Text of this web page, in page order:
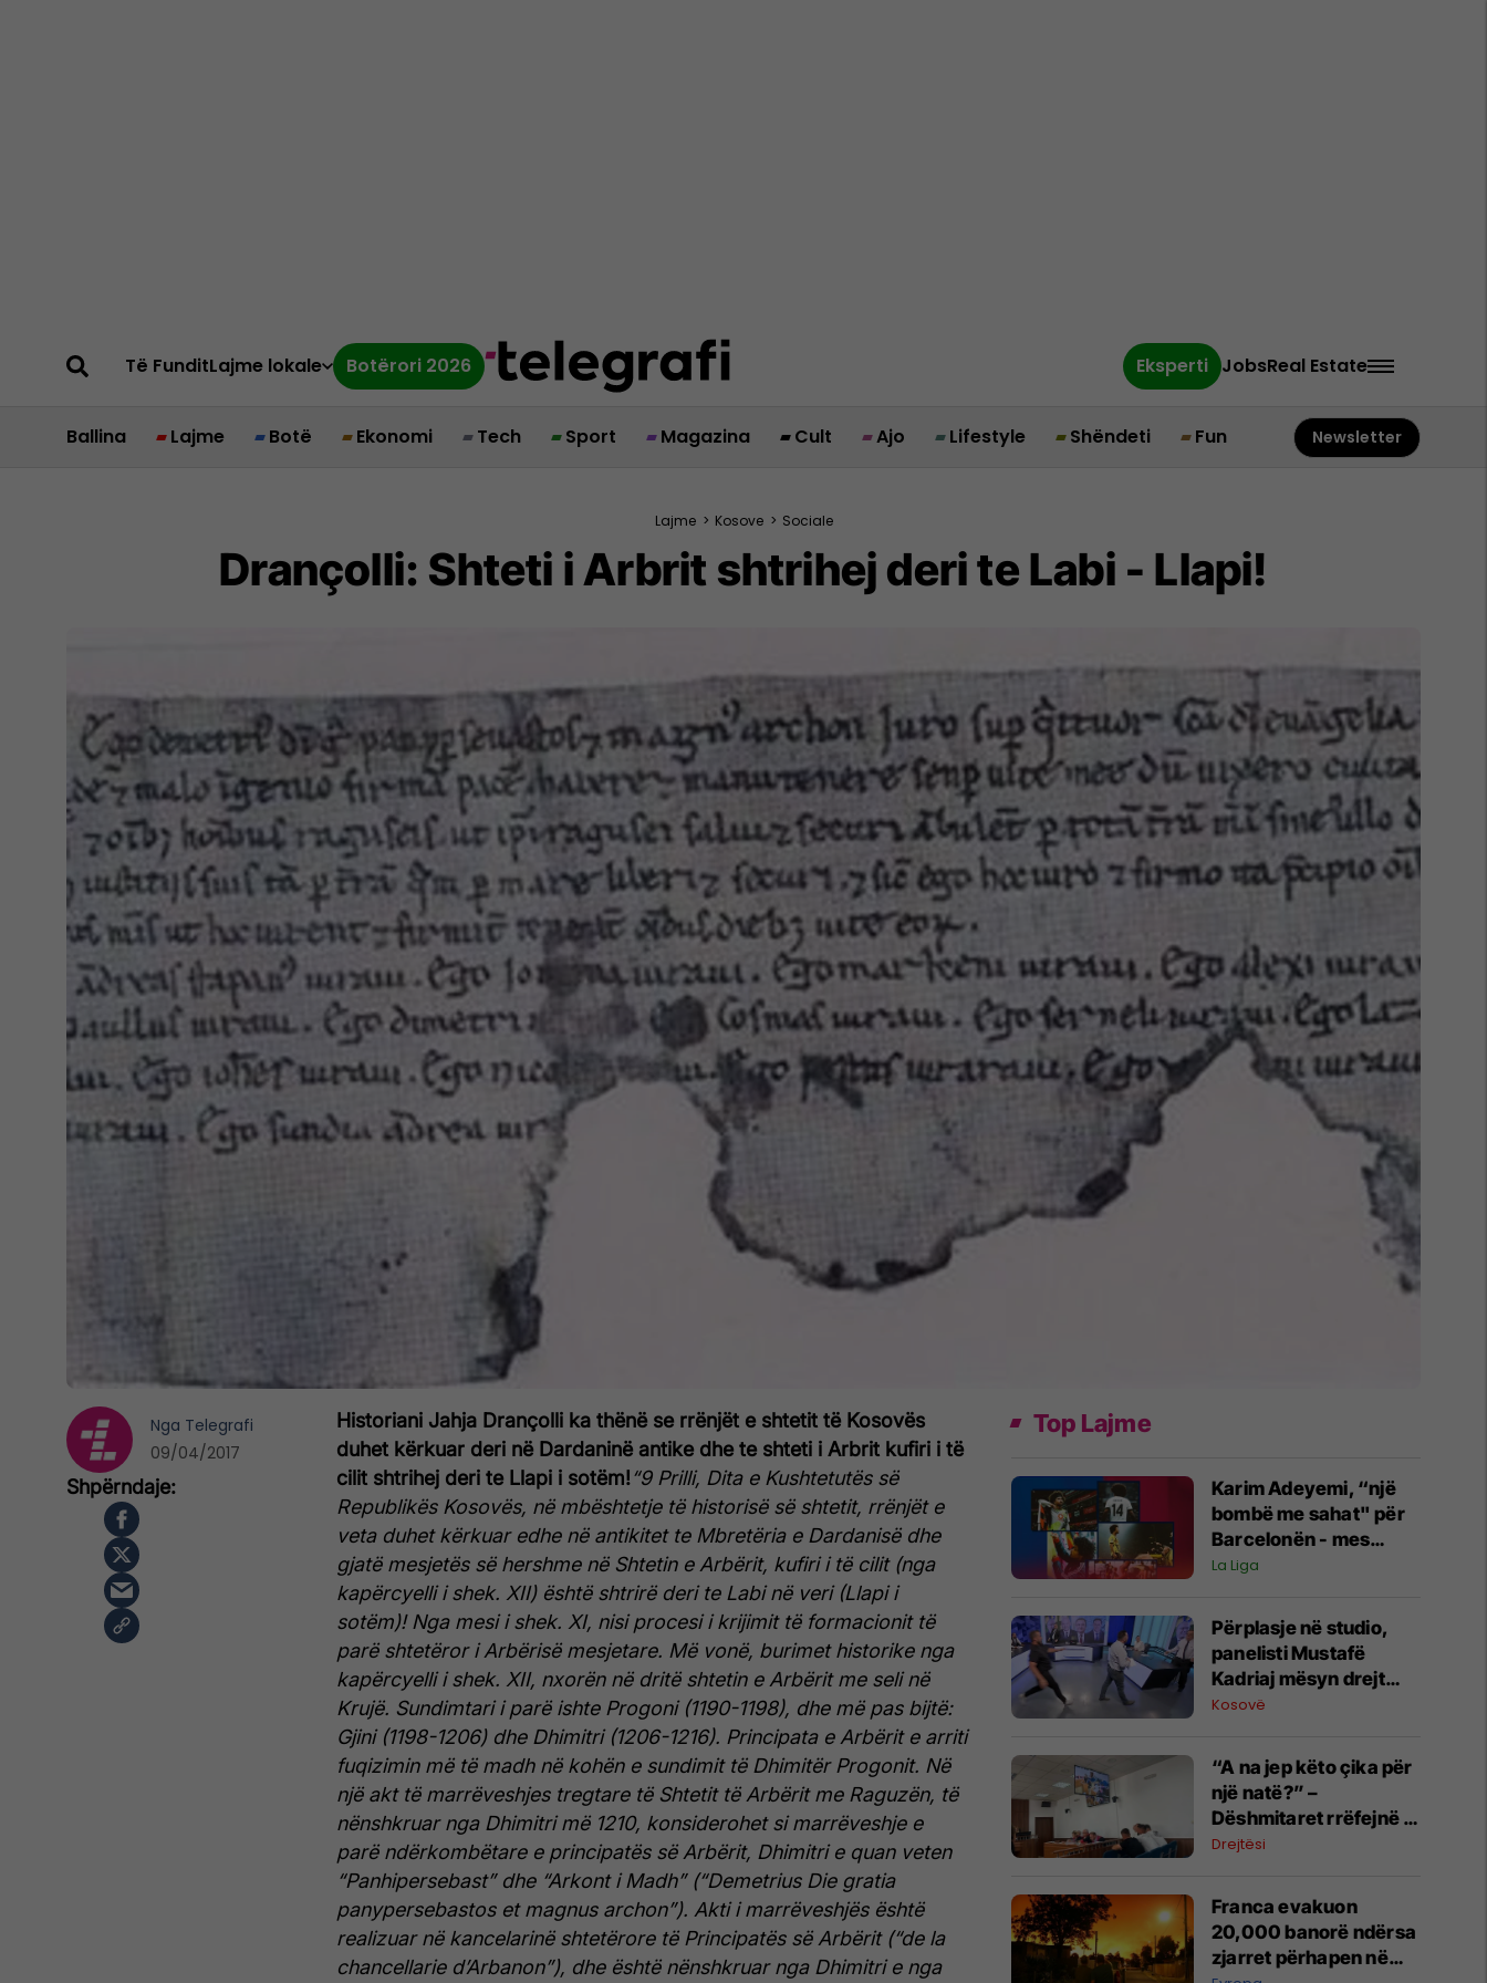
Të FunditLajme lokale Botërori 2026 Eksperti JobsReal Estate
Ballina Lajme Botë Ekonomi Tech Sport Magazina Cult Ajo Lifestyle Shëndeti Fun Newsletter
Lajme > Kosove > Sociale
Drançolli: Shteti i Arbrit shtrihej deri te Labi - Llapi!
Historiani Jahja Drançolli ka thënë se rrënjët e shtetit të Kosovës
duhet kërkuar deri në Dardaninë antike dhe te shteti i Arbrit kufiri i të
cilit shtrihej deri te Llapi i sotëm!“9 Prilli, Dita e Kushtetutës së
Republikës Kosovës, në mbështetje të historisë së shtetit, rrënjët e
veta duhet kërkuar edhe në antikitet te Mbretëria e Dardanisë dhe
gjatë mesjetës së hershme në Shtetin e Arbërit, kufiri i të cilit (nga
kapërcyelli i shek. XII) është shtrirë deri te Labi në veri (Llapi i
sotëm)! Nga mesi i shek. XI, nisi procesi i krijimit të formacionit të
parë shtetëror i Arbërisë mesjetare. Më vonë, burimet historike nga
kapërcyelli i shek. XII, nxorën në dritë shtetin e Arbërit me seli në
Krujë. Sundimtari i parë ishte Progoni (1190-1198), dhe më pas bijtë:
Gjini (1198-1206) dhe Dhimitri (1206-1216). Principata e Arbërit e arriti
fuqizimin më të madh në kohën e sundimit të Dhimitër Progonit. Në
një akt të marrëveshjes tregtare të Shtetit të Arbërit me Raguzën, të
nënshkruar nga Dhimitri më 1210, konsiderohet si marrëveshje e
parë ndërkombëtare e principatës së Arbërit, Dhimitri e quan veten
“Panhipersebast” dhe “Arkont i Madh” (“Demetrius Die gratia
panypersebastos et magnus archon”). Akti i marrëveshjës është
realizuar në kancelarinë shtetërore të Principatës së Arbërit (“de la
chancellarie d’Arbanon”), dhe është nënshkruar nga Dhimitri e nga
Nga Telegrafi
09/04/2017
Top Lajme
Karim Adeyemi, “një
bombë me sahat" për
Barcelonën - mes
talentit të madh dhe
madhështisë
La Liga
Përplasje në studio,
panelisti Mustafë
Kadriaj mësyn drejt
Nexhmedin Spahiut -
Kosovë
“A na jep këto çika për
një natë?” –
Dëshmitaret rrëfejnë si
nisi konflikti që
plagosjen e tre
personave
Drejtësi
Franca evakuon
20,000 banorë ndërsa
zjarret përhapen në